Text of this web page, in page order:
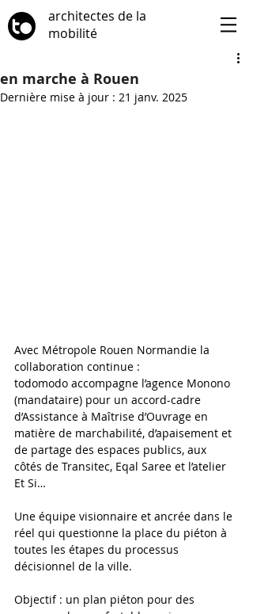
architectes de la
mobilité
en marche à Rouen
Dernière mise à jour : 21 janv. 2025
Avec Métropole Rouen Normandie la
collaboration continue :
todomodo accompagne l’agence Monono
(mandataire) pour un accord-cadre
d’Assistance à Maîtrise d’Ouvrage en
matière de marchabilité, d’apaisement et
de partage des espaces publics, aux
côtés de Transitec, Eqal Saree et l’atelier
Et Si…
Une équipe visionnaire et ancrée dans le
réel qui questionne la place du piéton à
toutes les étapes du processus
décisionnel de la ville.
Objectif : un plan piéton pour des